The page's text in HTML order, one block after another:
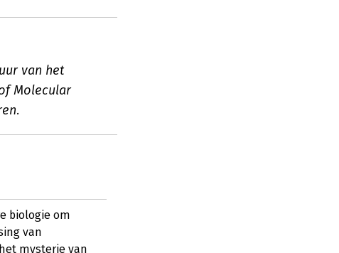
van het
Molecular
biologie om
van
mysterie van